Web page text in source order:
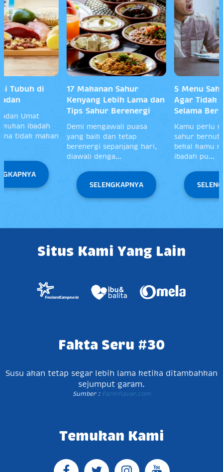
17 Makanan Sahur
Kenyang Lebih Lama dan
Tips Sahur Berenergi
Demi mengawali puasa
yang baik dan tetap
berenergi sepanjang hari,
SELENGKAPNYA
5 Menu Sahur Sehat
Agar Tidak Lemas
Selama Berpuasa
Kamu perlu membuat resep
sahur bernutrisi sebagai
bekal kamu menjalani
SELENGKAPNYA
Situs Kami Yang Lain
Fakta Seru #30
Susu akan tetap segar lebih lama ketika ditambahkan
sejumput garam.
Sumber :Farmflavor.com
Temukan Kami